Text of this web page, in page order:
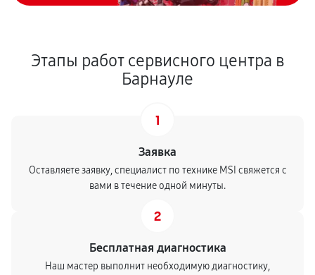
Этапы работ сервисного центра в
Барнауле
1
Заявка
Оставляете заявку, специалист по технике MSI свяжется с
вами в течение одной минуты.
2
Бесплатная диагностика
Наш мастер выполнит необходимую диагностику,